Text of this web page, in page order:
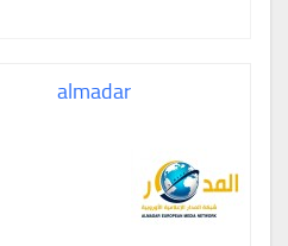
almadar